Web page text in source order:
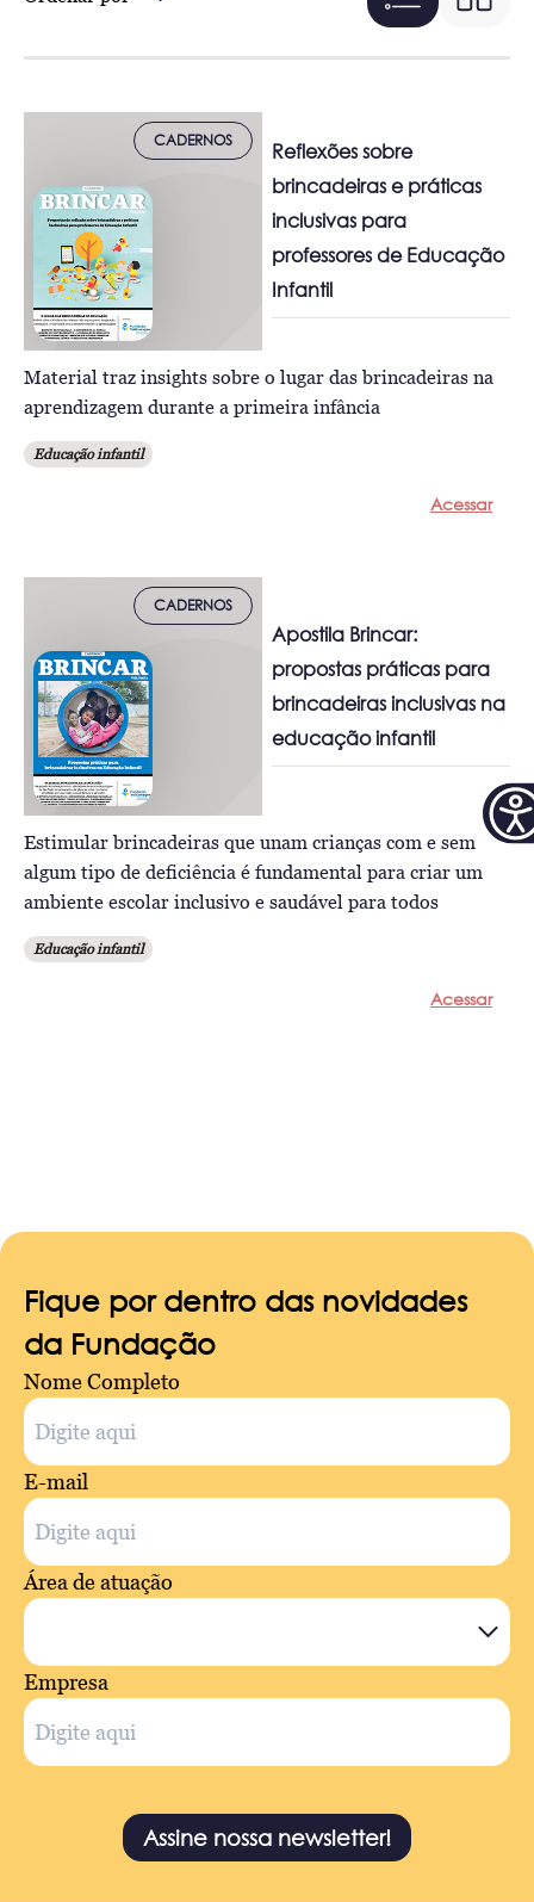
CADERNOS
Reflexões sobre
brincadeiras e práticas
inclusivas para
professores de Educação
Infantil
Material traz insights sobre o lugar das brincadeiras na
aprendizagem durante a primeira infância
Educação infantil
Acessar
CADERNOS
Apostila Brincar:
propostas práticas para
brincadeiras inclusivas na
educação infantil
Estimular brincadeiras que unam crianças com e sem
algum tipo de deficiência é fundamental para criar um
ambiente escolar inclusivo e saudável para todos
Educação infantil
Acessar
Fique por dentro das novidades
da Fundação
Nome Completo
E-mail
Área de atuação
Empresa
Assine nossa newsletter!